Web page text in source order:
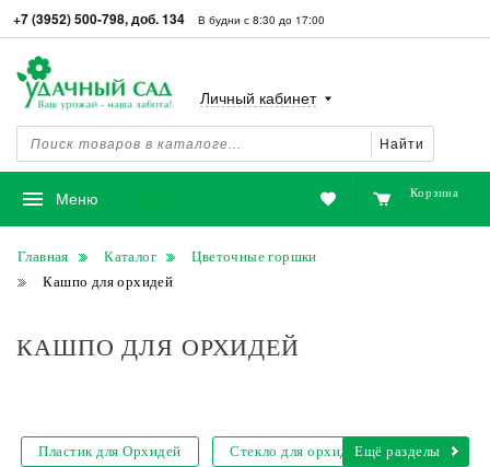
+7 (3952) 500-798, доб. 134 В будни с 8:30 до 17:00
Найти
Личный кабинет
Меню Корзина
Главная Каталог
Цветочные горшки
Кашпо для орхидей
КАШПО ДЛЯ ОРХИДЕЙ
Пластик для Орхидей Стекло для орхидейЕщё разделы